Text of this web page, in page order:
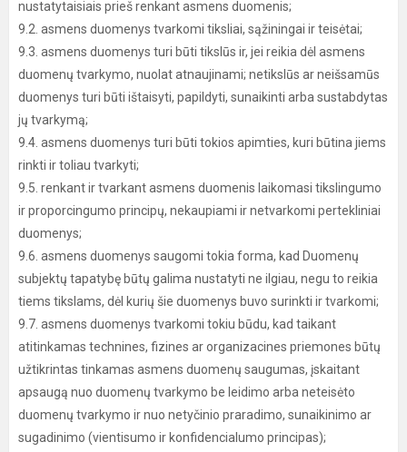
nustatytaisiais prieš renkant asmens duomenis;
9.2. asmens duomenys tvarkomi tiksliai, sąžiningai ir teisėtai;
9.3. asmens duomenys turi būti tikslūs ir, jei reikia dėl asmens
duomenų tvarkymo, nuolat atnaujinami; netikslūs ar neišsamūs
duomenys turi būti ištaisyti, papildyti, sunaikinti arba sustabdytas
jų tvarkymą;
9.4. asmens duomenys turi būti tokios apimties, kuri būtina jiems
rinkti ir toliau tvarkyti;
9.5. renkant ir tvarkant asmens duomenis laikomasi tikslingumo
ir proporcingumo principų, nekaupiami ir netvarkomi pertekliniai
duomenys;
9.6. asmens duomenys saugomi tokia forma, kad Duomenų
subjektų tapatybę būtų galima nustatyti ne ilgiau, negu to reikia
tiems tikslams, dėl kurių šie duomenys buvo surinkti ir tvarkomi;
9.7. asmens duomenys tvarkomi tokiu būdu, kad taikant
atitinkamas technines, fizines ar organizacines priemones būtų
užtikrintas tinkamas asmens duomenų saugumas, įskaitant
apsaugą nuo duomenų tvarkymo be leidimo arba neteisėto
duomenų tvarkymo ir nuo netyčinio praradimo, sunaikinimo ar
sugadinimo (vientisumo ir konfidencialumo principas);